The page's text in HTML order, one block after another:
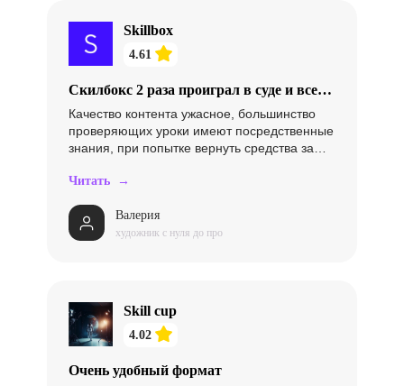
Skillbox
4.61
Скилбокс 2 раза проиграл в суде и все
еще тянет время, чтобы не возвращать
Качество контента ужасное, большинство
проверяющих уроки имеют посредственные
знания, при попытке вернуть средства за
апеллирует незаконными формулами и
ВЫИГРАЛА СУД У СКИЛБОКСА 2 РАЗА,
ПЛАТФОРМА ТЯНЕТ ВРЕМЯ И НЕ ХОЧЕТ
На данный момент скилбокс не собирается
возвращать полагающуюся мне сумму,
всевозможными способами тянет время,
Читать →
Валерия
художник с нуля до про
Skill cup
4.02
Очень удобный формат